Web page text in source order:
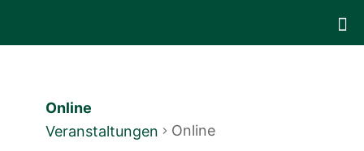
Online
Veranstaltungen
Online